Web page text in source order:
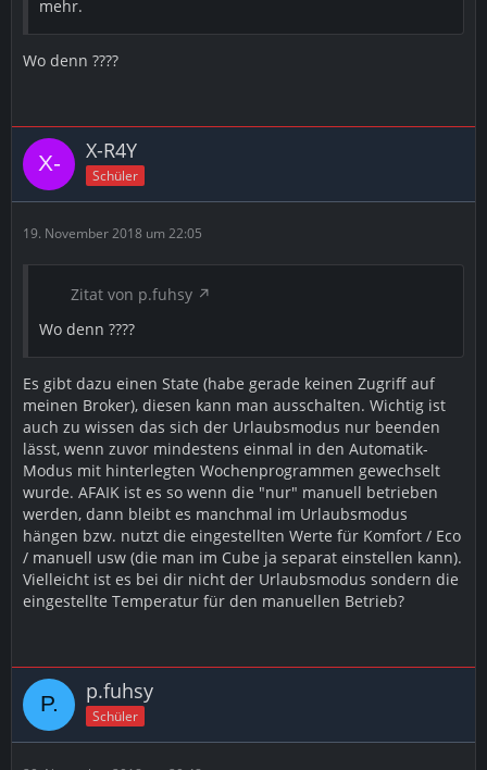
mehr.
Wo denn ????
X-R4Y
Schüler
19. November 2018 um 22:05
Zitat von p.fuhsy
Wo denn ????
Es gibt dazu einen State (habe gerade keinen Zugriff auf
meinen Broker), diesen kann man ausschalten. Wichtig ist
auch zu wissen das sich der Urlaubsmodus nur beenden
lässt, wenn zuvor mindestens einmal in den Automatik-
Modus mit hinterlegten Wochenprogrammen gewechselt
wurde. AFAIK ist es so wenn die "nur" manuell betrieben
werden, dann bleibt es manchmal im Urlaubsmodus
hängen bzw. nutzt die eingestellten Werte für Komfort / Eco
/ manuell usw (die man im Cube ja separat einstellen kann).
Vielleicht ist es bei dir nicht der Urlaubsmodus sondern die
eingestellte Temperatur für den manuellen Betrieb?
p.fuhsy
Schüler